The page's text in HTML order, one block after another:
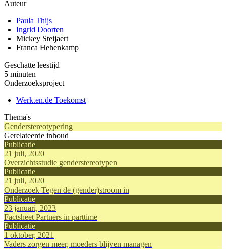
Auteur
Paula Thijs
Ingrid Doorten
Mickey Steijaert
Franca Hehenkamp
Geschatte leestijd
5 minuten
Onderzoeksproject
Werk.en.de Toekomst
Thema's
Genderstereotypering
Gerelateerde inhoud
Publicatie
21 juli, 2020
Overzichtsstudie genderstereotypen
Publicatie
21 juli, 2020
Onderzoek Tegen de (gender)stroom in
Publicatie
23 januari, 2023
Factsheet Partners in parttime
Publicatie
1 oktober, 2021
Vaders zorgen meer, moeders blijven managen